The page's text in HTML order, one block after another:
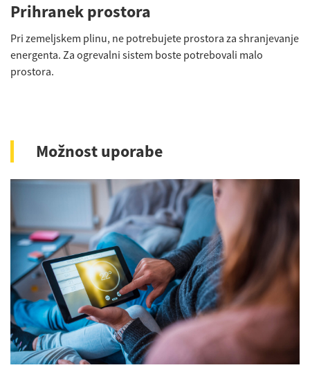
Prihranek prostora
Pri zemeljskem plinu, ne potrebujete prostora za shranjevanje
energenta. Za ogrevalni sistem boste potrebovali malo
prostora.
Možnost uporabe